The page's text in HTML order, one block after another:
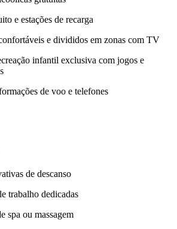
e estações de recarga
e divididos em zonas com TV
infantil exclusiva com jogos e
de voo e telefones
de descanso
trabalho dedicadas
spa ou massagem